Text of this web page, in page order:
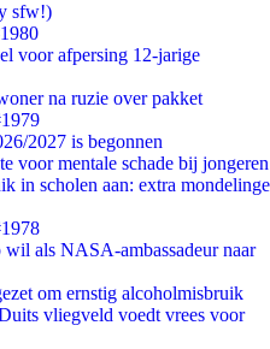
sfw!)
voor afpersing 12-jarige
na ruzie over pakket
2027 is begonnen
voor mentale schade bij jongeren
in scholen aan: extra mondelinge
als NASA-ambassadeur naar
om ernstig alcoholmisbruik
vliegveld voedt vrees voor